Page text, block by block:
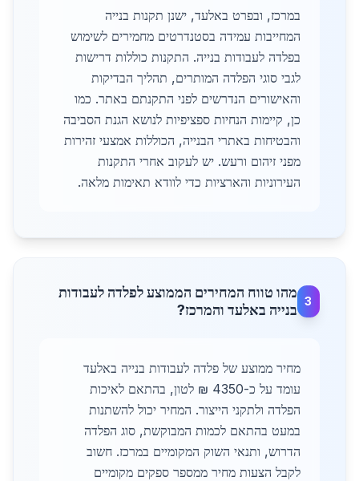
במרכז, ובפרט באלעד, ישנן תקנות בנייה
המחייבות עמידה בסטנדרטים מחמירים לשימוש
בפלדה לעבודות בנייה. התקנות כוללות דרישות
לגבי סוגי הפלדה המותרים, תהליך הבדיקות
והאישורים הנדרשים לפני התקנתם באתר. כמו
כן, קיימות הנחיות ספציפיות לנושא הגנת הסביבה
והבטיחות באתרי הבנייה, הכוללות אמצעי זהירות
מפני זיהום ורעש. יש לעקוב אחרי התקנות
העירוניות והארציות כדי לוודא תאימות מלאה.
3
מהו טווח המחירים הממוצע לפלדה לעבודות
בנייה באלעד והמרכז?
מחיר ממוצע של פלדה לעבודות בנייה באלעד
עומד על כ-4350 ₪ לטון, בהתאם לאיכות
הפלדה ולתקני הייצור. המחיר יכול להשתנות
במעט בהתאם לכמות המבוקשת, סוג הפלדה
הדרוש, ותנאי השוק המקומיים במרכז. חשוב
לקבל הצעות מחיר ממספר ספקים מקומיים